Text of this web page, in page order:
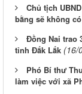
Chủ tịch
bằng sẽ không
Đồng Nai trao
tỉnh Đắk Lắk (16/
Phó Bí thư
làm việc với xã